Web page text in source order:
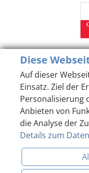
Diese
Auf dieser
Einsatz. Ziel der
Personalisierung
Anbieten von
die Analyse der
Details zum